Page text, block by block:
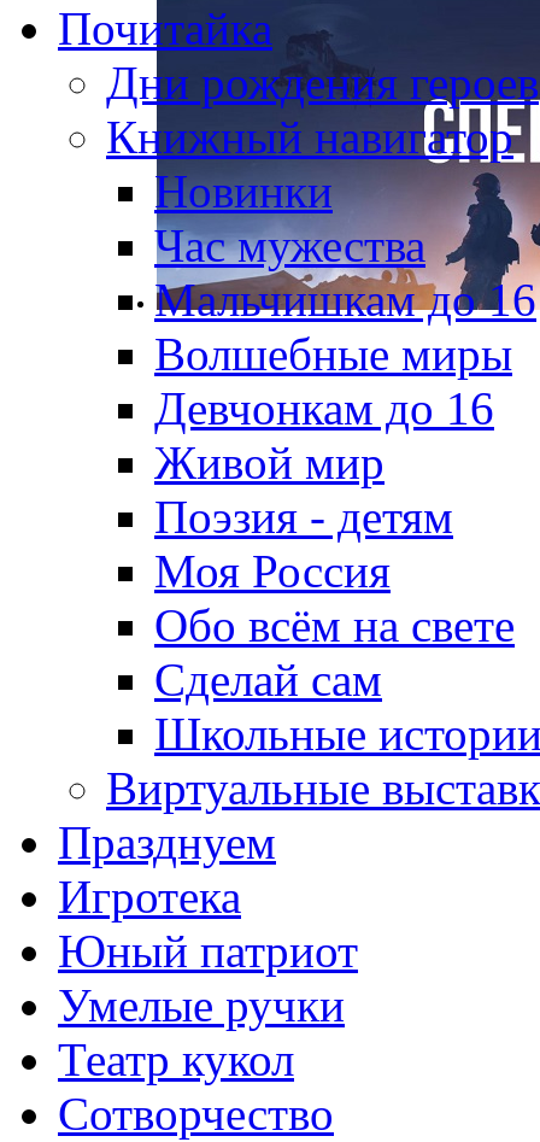
Почитайка
Дни рождения героев
Книжный навигатор
Новинки
Час мужества
Мальчишкам до 16
Волшебные миры
Девчонкам до 16
Живой мир
Поэзия - детям
Моя Россия
Обо всём на свете
Сделай сам
Школьные
Виртуальные
Празднуем
Игротека
Юный патриот
Умелые ручки
Театр кукол
Сотворчество